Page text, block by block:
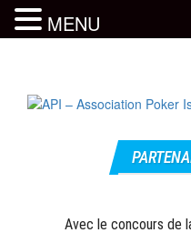
content
Avec le concours de
MENU